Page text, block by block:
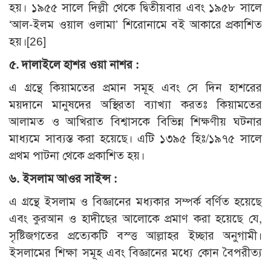
হয়। ১৯৫৫ সালে দিল্লী থেকে দ্বিতীয়বার এবং ১৯৫৮ সালে
‘আল-ইলম ওয়াল ওলামা’ শিরোনামে বই আকারে প্রকাশিত
হয়।[26]
৫. দালাইলে হাশর ওয়া নাশর :
এ গ্রন্থে কিয়ামতের প্রমান সমূহ এবং সে দিন হাশরের
ময়দানে মানুষদের অস্থিরতা ব্যাখ্যা করতঃ কিয়ামতের
আলামত ও আখিরাত বিশ্বাসকে বিভিন্ন শিক্ষণীয় ঘটনার
মাধ্যমে সাব্যস্ত করা হয়েছে। এটি ১৩৯৫ হিঃ/১৯৭৫ সালে
প্রথম পাটনা থেকে প্রকাশিত হয়।
৬. ইসলাম আওর সাইন্স :
এ গ্রন্থে ইসলাম ও বিজ্ঞানের মধ্যকার সম্পর্ক বর্ণিত হয়েছে
এবং কুরআন ও হাদীছের আলোকে প্রমাণ করা হয়েছে যে,
সৃষ্টিজগতের প্রত্যেকটি বস্ত্ত আল্লাহর ইচ্ছার অনুগামী।
ইসলামের শিক্ষা সমূহ এবং বিজ্ঞানের মধ্যে কোন বৈপরীত্য